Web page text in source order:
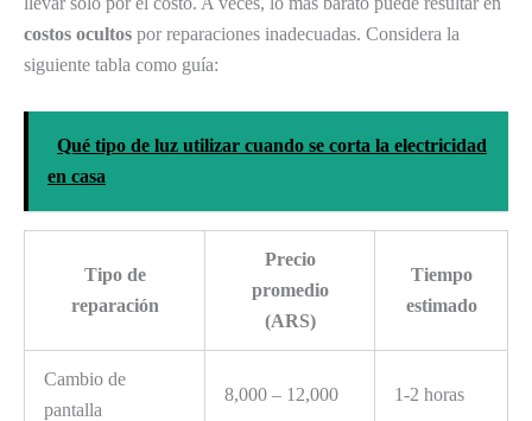
costos ocultos por reparaciones inadecuadas. Considera la
siguiente tabla como guía:
Qué tipo de luz utilizar cuando se corta la electricidad
en casa
Tipo de
reparación
Precio
promedio
(ARS)
Tiempo
estimado
Cambio de
pantalla
8,000 – 12,000 1-2 horas